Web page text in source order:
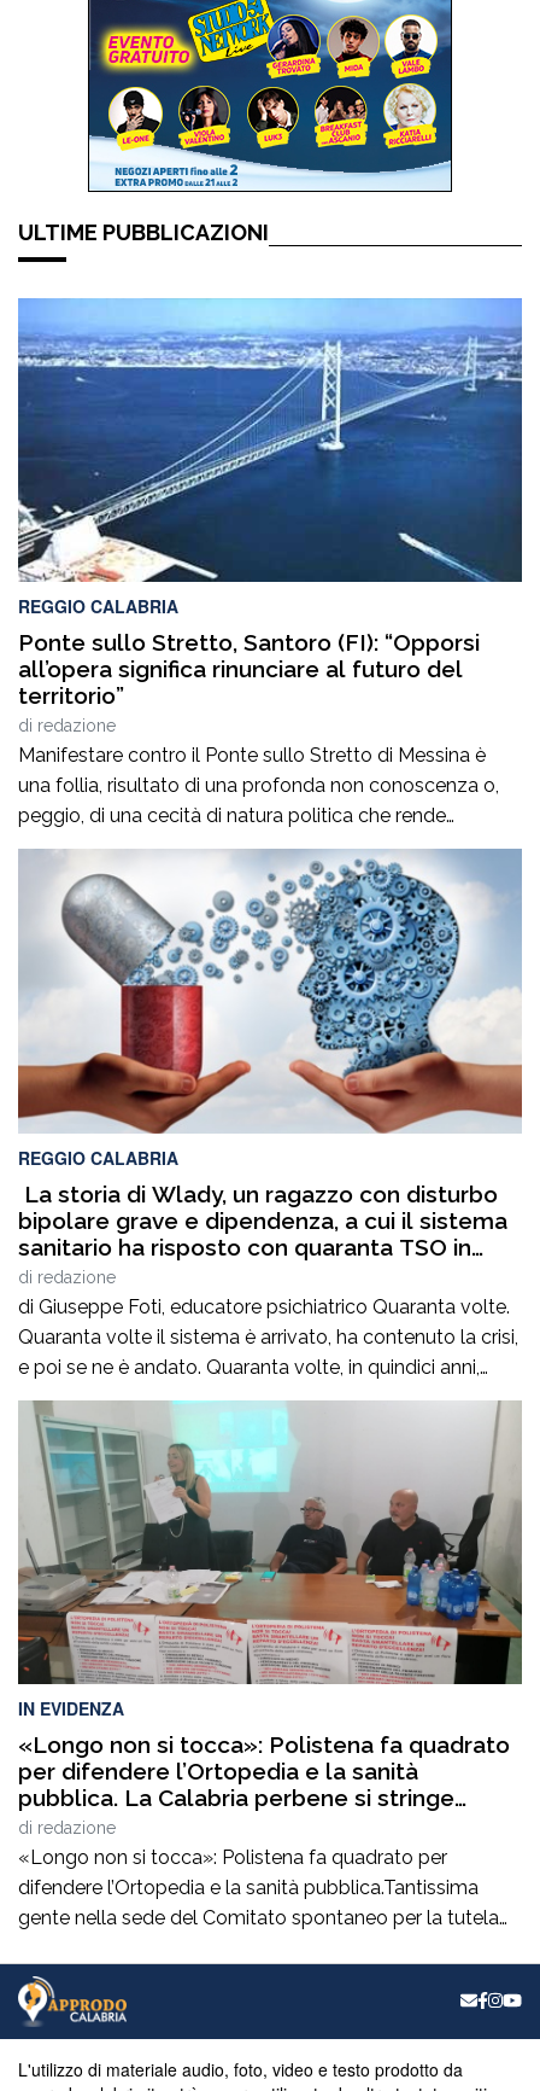
ULTIME PUBBLICAZIONI
REGGIO CALABRIA
Ponte sullo Stretto, Santoro (FI): “Opporsi
all’opera significa rinunciare al futuro del
territorio”
di redazione
Manifestare contro il Ponte sullo Stretto di Messina è
una follia, risultato di una profonda non conoscenza o,
peggio, di una cecità di natura politica che rende
incapaci di comprendere il valore dell’Opera per il nostro
territorio e per la nostra Città in termini di crescita
occupazionale e rilancio dell’economia. Non è vuota
propaganda. A […]
REGGIO CALABRIA
La storia di Wlady, un ragazzo con disturbo
bipolare grave e dipendenza, a cui il sistema
sanitario ha risposto con quaranta TSO in
quindici anni
di redazione
di Giuseppe Foti, educatore psichiatrico Quaranta volte.
Quaranta volte il sistema è arrivato, ha contenuto la crisi,
e poi se ne è andato. Quaranta volte, in quindici anni,
senza mai costruire un percorso. Senza mai chiedersi
perché.Sua madre si chiama Sara. Suo figlio si chiama
Wlady.Wlady ha un disturbo bipolare grave e una
dipendenza che […]
IN EVIDENZA
«Longo non si tocca»: Polistena fa quadrato
per difendere l’Ortopedia e la sanità
pubblica. La Calabria perbene si stringe
intorno al comitato spontaneo per la tutela
della salute
di redazione
«Longo non si tocca»: Polistena fa quadrato per
difendere l’Ortopedia e la sanità pubblica.Tantissima
gente nella sede del Comitato spontaneo per la tutela
dell’Ortopedia di Polistena e, soprattutto, del direttore di
Approdo Luigi Longo, dopo l’avviso di garanzia da parte
della Procura di Messina.Sono intervenuti, in […]
L'utilizzo di materiale audio, foto, video e testo prodotto da